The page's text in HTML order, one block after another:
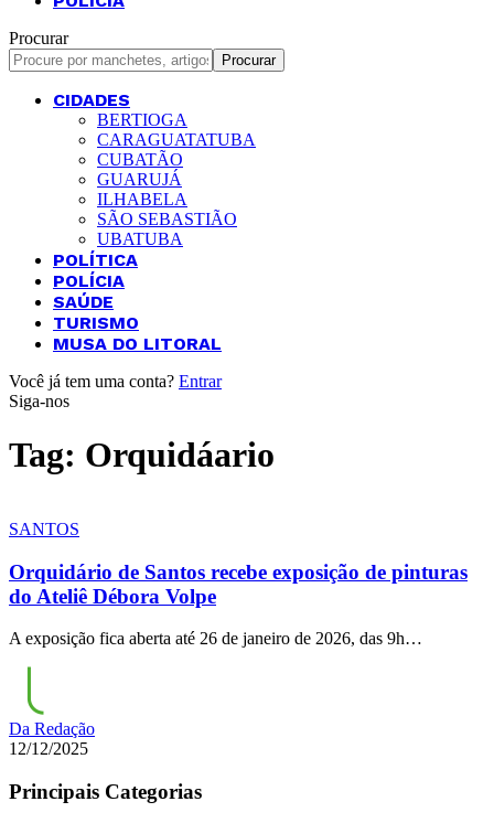
Procurar
CIDADES
BERTIOGA
CARAGUATATUBA
CUBATÃO
GUARUJÁ
ILHABELA
SÃO SEBASTIÃO
UBATUBA
POLÍTICA
POLÍCIA
SAÚDE
TURISMO
MUSA DO LITORAL
Você já tem uma conta? Entrar
Siga-nos
Tag: Orquidáario
SANTOS
Orquidário de Santos recebe exposição de pinturas
do Ateliê Débora Volpe
A exposição fica aberta até 26 de janeiro de 2026, das 9h…
Da Redação
12/12/2025
Principais Categorias